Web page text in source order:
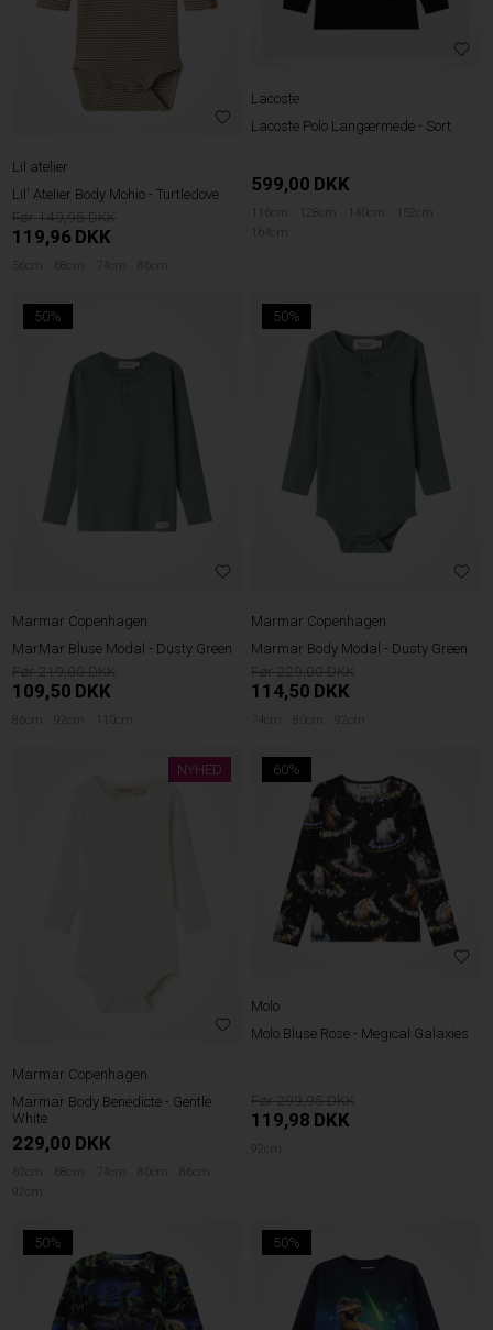
Lil atelier
Lil' Atelier Body Mohio - Turtledove
149,95
119,96 DKK
56cm 68cm 74cm 86cm
Lacoste
Lacoste Polo Langærmede - Sort
599,00 DKK
116cm 128cm 140cm
152cm
164cm
50%
Marmar Copenhagen
MarMar Bluse Modal - Dusty Green
219,00
109,50 DKK
86cm 92cm 110cm
50%
Marmar Copenhagen
Marmar Body Modal - Dusty Green
229,00
114,50 DKK
74cm 80cm 92cm
NYHED
Marmar Copenhagen
Marmar Body Benedicte - Gentle
White
229,00 DKK
62cm 68cm 74cm 80cm
86cm
92cm
60%
Molo
Molo Bluse Rose - Megical Galaxies
299,95
119,98 DKK
92cm
50% 50%